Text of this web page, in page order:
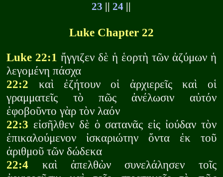
23 ||24 ||
Luke Chapter 22
Luke 22:1 ἤγγιζεν δὲ ἡ ἑορτὴ τῶν ἀζύμων ἡ
λεγομένη πάσχα
22:2 καὶ ἐζήτουν οἱ ἀρχιερεῖς καὶ οἱ
γραμματεῖς τὸ πῶς ἀνέλωσιν αὐτόν
ἐφοβοῦντο γὰρ τὸν λαόν
22:3 εἰσῆλθεν δὲ ὁ σατανᾶς εἰς ἰούδαν τὸν
ἐπικαλούμενον ἰσκαριώτην ὄντα ἐκ τοῦ
ἀριθμοῦ τῶν δώδεκα
22:4 καὶ ἀπελθὼν συνελάλησεν τοῖς